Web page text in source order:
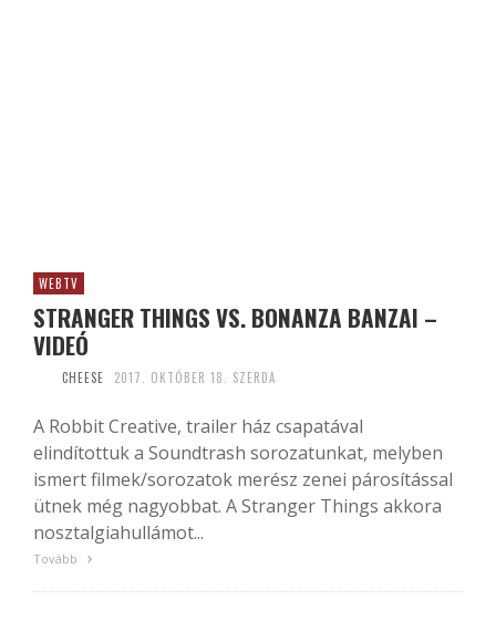
WEBTV
STRANGER THINGS VS. BONANZA BANZAI –
VIDEÓ
CHEESE 2017. OKTÓBER 18. SZERDA
A Robbit Creative, trailer ház csapatával
elindítottuk a Soundtrash sorozatunkat, melyben
ismert filmek/sorozatok merész zenei párosítással
ütnek még nagyobbat. A Stranger Things akkora
nosztalgiahullámot...
Tovább